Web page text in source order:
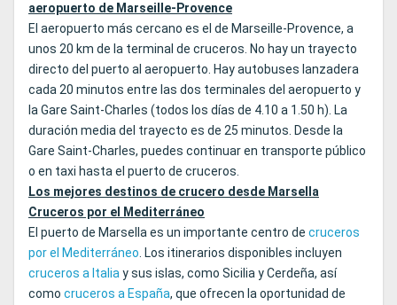
aeropuerto de Marseille-Provence
El aeropuerto más cercano es el de Marseille-Provence, a
unos 20 km de la terminal de cruceros. No hay un trayecto
directo del puerto al aeropuerto. Hay autobuses lanzadera
cada 20 minutos entre las dos terminales del aeropuerto y
la Gare Saint-Charles (todos los días de 4.10 a 1.50 h). La
duración media del trayecto es de 25 minutos. Desde la
Gare Saint-Charles, puedes continuar en transporte público
o en taxi hasta el puerto de cruceros.
Los mejores destinos de crucero desde Marsella
Cruceros por el Mediterráneo
El puerto de Marsella es un importante centro de cruceros
por el Mediterráneo. Los itinerarios disponibles incluyen
cruceros a Italiay sus islas, como Sicilia y Cerdeña, así
como cruceros a España, que ofrecen la oportunidad de